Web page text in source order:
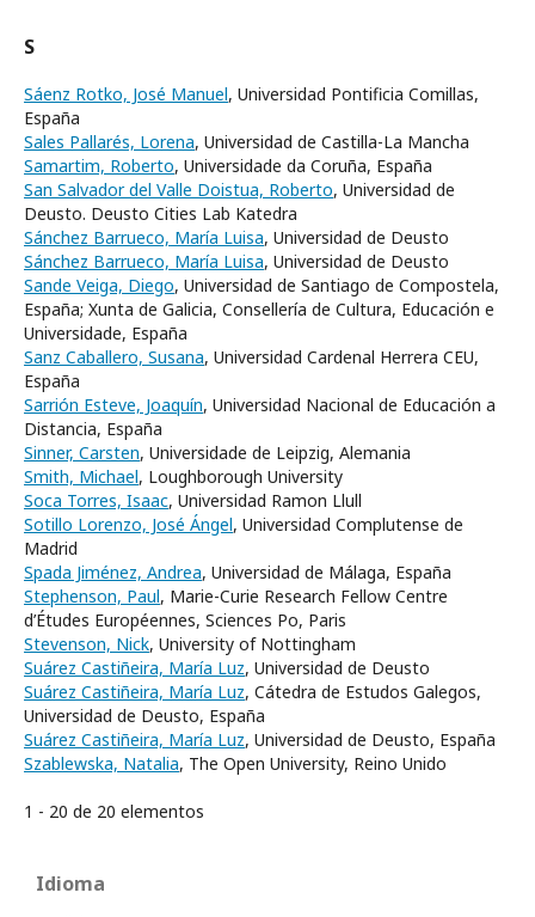
S
Sáenz Rotko, José Manuel, Universidad Pontificia Comillas,
España
Sales Pallarés, Lorena, Universidad de Castilla-La Mancha
Samartim, Roberto, Universidade da Coruña, España
San Salvador del Valle Doistua, Roberto, Universidad de
Deusto. Deusto Cities Lab Katedra
Sánchez Barrueco, María Luisa, Universidad de Deusto
Sánchez Barrueco, María Luisa, Universidad de Deusto
Sande Veiga, Diego, Universidad de Santiago de Compostela,
España; Xunta de Galicia, Consellería de Cultura, Educación e
Universidade, España
Sanz Caballero, Susana, Universidad Cardenal Herrera CEU,
España
Sarrión Esteve, Joaquín, Universidad Nacional de Educación a
Distancia, España
Sinner, Carsten, Universidade de Leipzig, Alemania
Smith, Michael, Loughborough University
Soca Torres, Isaac, Universidad Ramon Llull
Sotillo Lorenzo, José Ángel, Universidad Complutense de
Madrid
Spada Jiménez, Andrea, Universidad de Málaga, España
Stephenson, Paul, Marie-Curie Research Fellow Centre
d’Études Européennes, Sciences Po, Paris
Stevenson, Nick, University of Nottingham
Suárez Castiñeira, María Luz, Universidad de Deusto
Suárez Castiñeira, María Luz, Cátedra de Estudos Galegos,
Universidad de Deusto, España
Suárez Castiñeira, María Luz, Universidad de Deusto, España
Szablewska, Natalia, The Open University, Reino Unido
1 - 20 de 20 elementos
Idioma